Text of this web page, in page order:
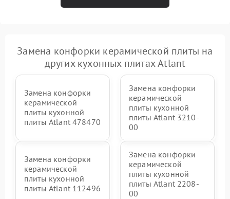
Замена конфорки керамической плиты на
других кухонных плитах Atlant
Замена конфорки
керамической
плиты кухонной
плиты Atlant 478470
Замена конфорки
керамической
плиты кухонной
плиты Atlant 3210-
00
Замена конфорки
керамической
плиты кухонной
плиты Atlant 112496
Замена конфорки
керамической
плиты кухонной
плиты Atlant 2208-
00